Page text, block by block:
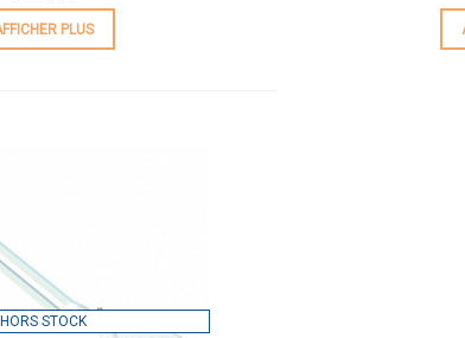
PLUS
HORS STOCK